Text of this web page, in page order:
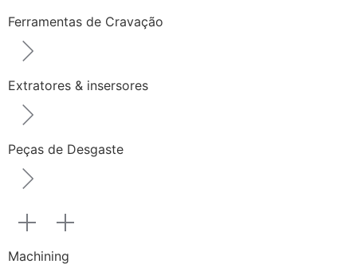
Ferramentas de Cravação
Extratores & insersores
Peças de Desgaste
Machining